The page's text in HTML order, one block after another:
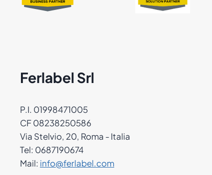
Ferlabel Srl
P.I. 01998471005
CF 08238250586
Via Stelvio, 20, Roma - Italia
Tel: 0687190674
Mail: info@ferlabel.com